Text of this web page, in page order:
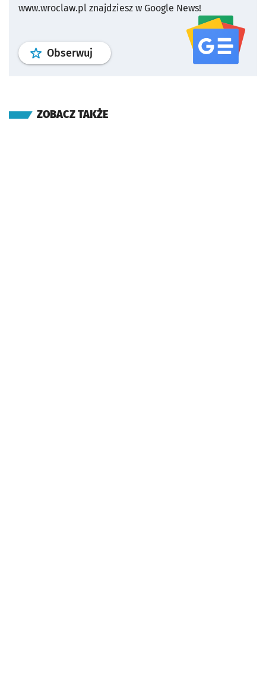
www.wroclaw.pl znajdziesz w Google News!
Obserwuj profil serwisu
ZOBACZ TAKŻE